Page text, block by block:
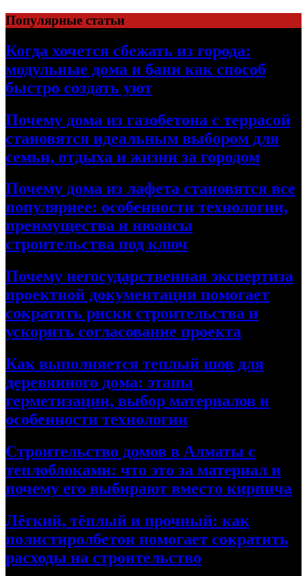
Перейти
к
содержимому
Популярные статьи
Когда хочется сбежать из города:
модульные дома и бани как способ
быстро создать уют
Почему дома из газобетона с террасой
становятся идеальным выбором для
семьи, отдыха и жизни за городом
Почему дома из лафета становятся все
популярнее: особенности технологии,
преимущества и нюансы
строительства под ключ
Почему негосударственная экспертиза
проектной документации помогает
сократить риски строительства и
ускорить согласование проекта
Как выполняется теплый шов для
деревянного дома: этапы
герметизации, выбор материалов и
особенности технологии
Строительство домов в Алматы с
теплоблоками: что это за материал и
почему его выбирают вместо кирпича
Лёгкий, тёплый и прочный: как
полистиролбетон помогает сократить
расходы на строительство